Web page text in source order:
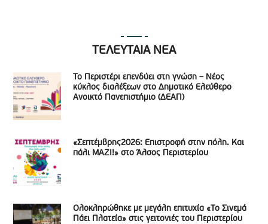
ΤΕΛΕΥΤΑΙΑ ΝΕΑ
Το Περιστέρι επενδύει στη γνώση – Νέος
κύκλος διαλέξεων στο Δημοτικό Ελεύθερο
Ανοικτό Πανεπιστήμιο (ΔΕΑΠ)
«Σεπτέμβρης2026: Επιστροφή στην πόλη. Και
πάλι ΜΑΖΙ!» στο Άλσος Περιστερίου
Ολοκληρώθηκε με μεγάλη επιτυχία «Το Σινεμά
Πάει Πλατεία» στις γειτονιές του Περιστερίου